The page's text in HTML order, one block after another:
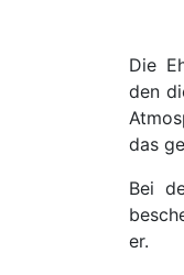
Die
den
das
Bei
er.